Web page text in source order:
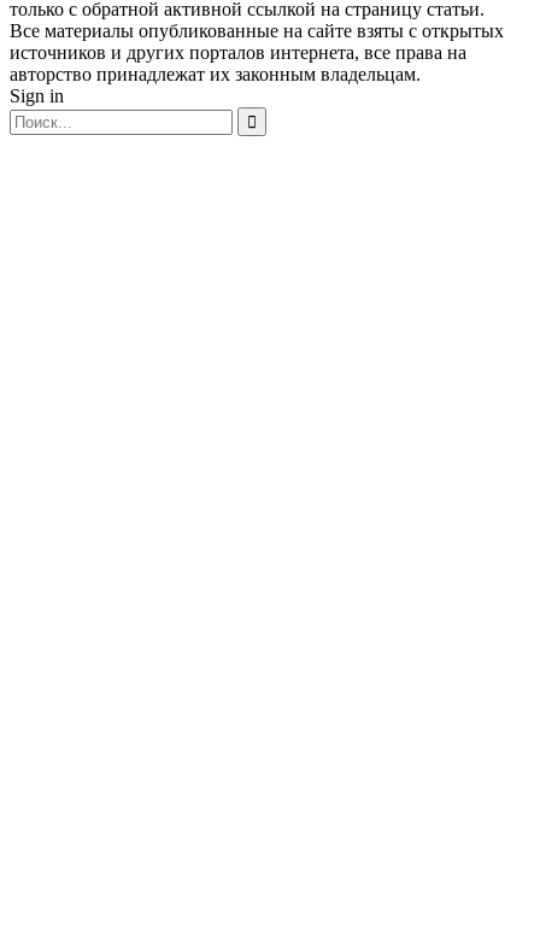
только с обратной активной ссылкой на страницу статьи.
Все материалы опубликованные на сайте взяты с открытых
источников и других порталов интернета, все права на
авторство принадлежат их законным владельцам.
Sign in